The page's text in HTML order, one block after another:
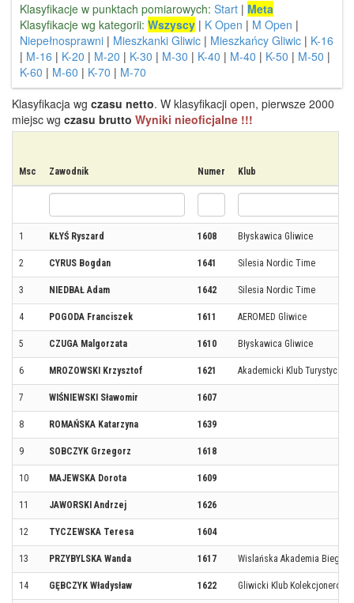
Klasyfikacje w punktach pomiarowych: Start | Meta
Klasyfikacje wg kategorii: Wszyscy | K Open | M Open |
Niepełnosprawni | Mieszkanki Gliwic | Mieszkańcy Gliwic | K-16
| M-16 | K-20 | M-20 | K-30 | M-30 | K-40 | M-40 | K-50 | M-50 |
K-60 | M-60 | K-70 | M-70
Klasyfikacja wg czasu netto. W klasyfikacji open, pierwsze 2000
miejsc wg czasu brutto Wyniki nieoficjalne !!!
Msc Zawodnik Numer Klub
1 KŁYŚ Ryszard 1608 Błyskawica Gliwice
2 CYRUS Bogdan 1641 Silesia Nordic Time
3 NIEDBAŁ Adam 1642 Silesia Nordic Time
4 POGODA Franciszek 1611 AEROMED Gliwice
5 CZUGA Malgorzata 1610 Błyskawica Gliwice
6 MROZOWSKI Krzysztof 1621 Akademicki Klub Turystyczny
7 WIŚNIEWSKI Sławomir 1607
8 ROMAŃSKA Katarzyna 1639
9 SOBCZYK Grzegorz 1618
10 MAJEWSKA Dorota 1609
11 JAWORSKI Andrzej 1626
12 TYCZEWSKA Teresa 1604
13 PRZYBYLSKA Wanda 1617 Wislańska Akademia
14 GĘBCZYK Władysław 1622 Gliwicki Klub Kolekcjonerów